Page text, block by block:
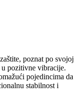
poznat po svojoj
u pozitivne vibracije.
pojedincima da
stabilnost i